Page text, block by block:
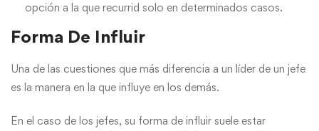
opción a la que recurrid solo en determinados casos.
Forma De Influir
Una de las cuestiones que más diferencia a un líder de un jefe
es la manera en la que influye en los demás.
En el caso de los jefes, su forma de influir suele estar